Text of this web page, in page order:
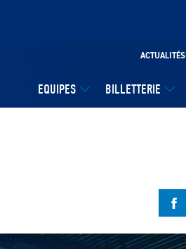
EQUIPES BILLETTERIE
ACTUALITÉS